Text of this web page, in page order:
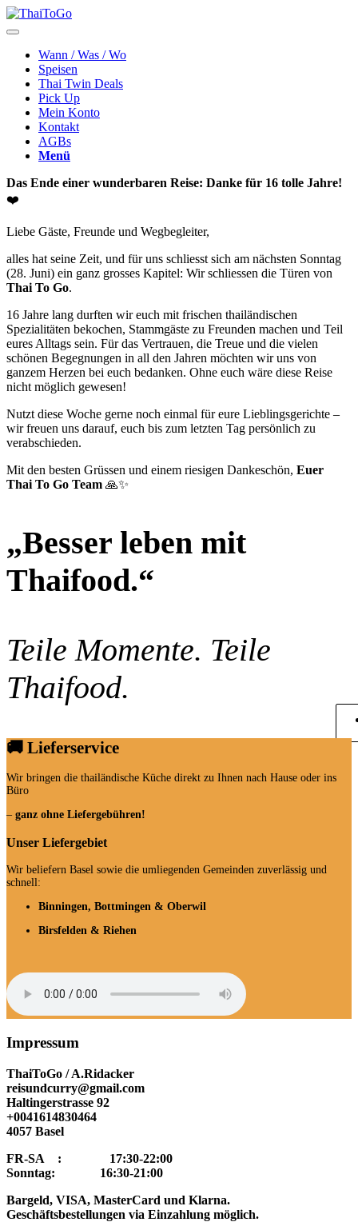
Wann / Was / Wo
Speisen
Thai Twin Deals
Pick Up
Mein Konto
Kontakt
AGBs
Menü
Das Ende einer wunderbaren Reise: Danke für 16 tolle Jahre!
❤️
Liebe Gäste, Freunde und Wegbegleiter,
alles hat seine Zeit, und für uns schliesst sich am nächsten Sonntag
(28. Juni) ein ganz grosses Kapitel: Wir schliessen die Türen von
Thai To Go.
16 Jahre lang durften wir euch mit frischen thailändischen
Spezialitäten bekochen, Stammgäste zu Freunden machen und Teil
eures Alltags sein. Für das Vertrauen, die Treue und die vielen
schönen Begegnungen in all den Jahren möchten wir uns von
ganzem Herzen bei euch bedanken. Ohne euch wäre diese Reise
nicht möglich gewesen!
Nutzt diese Woche gerne noch einmal für eure Lieblingsgerichte –
wir freuen uns darauf, euch bis zum letzten Tag persönlich zu
verabschieden.
Mit den besten Grüssen und einem riesigen Dankeschön, Euer
Thai To Go Team 🙏✨
„Besser leben mit
Thaifood.“
Teile Momente. Teile
Thaifood.
🚚 Lieferservice
Wir bringen die thailändische Küche direkt zu Ihnen nach Hause oder ins
Büro
– ganz ohne Liefergebühren!
Unser Liefergebiet
Wir beliefern Basel sowie die umliegenden Gemeinden zuverlässig und
schnell:
Binningen, Bottmingen & Oberwil
Birsfelden & Riehen
Impressum
ThaiToGo / A.Ridacker
reisundcurry@gmail.com
Haltingerstrasse 92
+0041614830464
4057 Basel
FR-SA : 17:30-22:00
Sonntag: 16:30-21:00
Bargeld, VISA, MasterCard und Klarna.
Geschäftsbestellungen via Einzahlung möglich.